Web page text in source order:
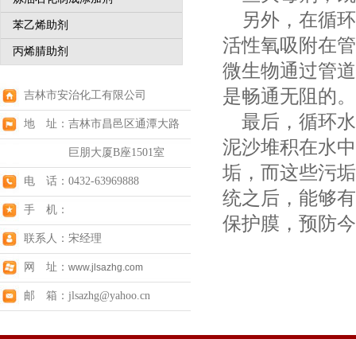
苯乙烯助剂
丙烯腈助剂
吉林市安治化工有限公司
地 址：吉林市昌邑区通潭大路
巨朋大厦B座1501室
电 话：0432-63969888
手 机：
联系人：宋经理
网 址： www.jlsazhg.com
邮 箱：jlsazhg@yahoo.cn
另外，在循环
活性氧吸附在
微生物通过管
是畅通无阻的。
最后，循环水
泥沙堆积在水
垢，而这些污
统之后，能够
保护膜，预防